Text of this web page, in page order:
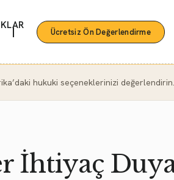
| Ücretsiz Ön Değerlendirme
hukuki seçeneklerinizi değerlendirin.
İhtiyaç